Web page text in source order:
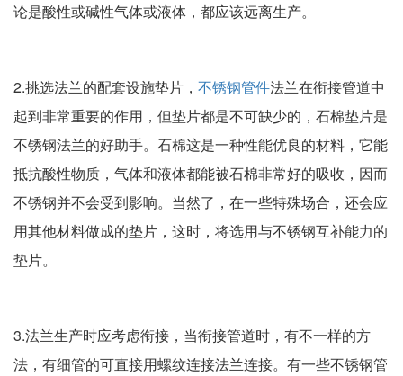
论是酸性或碱性气体或液体，都应该远离生产。
2.挑选法兰的配套设施垫片， 不锈钢管件法兰在衔接管道中
起到非常重要的作用，但垫片都是不可缺少的，石棉垫片是
不锈钢法兰的好助手。石棉这是一种性能优良的材料，它能
抵抗酸性物质，气体和液体都能被石棉非常好的吸收，因而
不锈钢并不会受到影响。当然了，在一些特殊场合，还会应
用其他材料做成的垫片，这时，将选用与不锈钢互补能力的
垫片。
3.法兰生产时应考虑衔接，当衔接管道时，有不一样的方
法，有细管的可直接用螺纹连接法兰连接。有一些不锈钢管